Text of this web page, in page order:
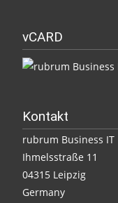
vCARD
Kontakt
rubrum Business IT
Ihmelsstraße 11
04315 Leipzig
Germany